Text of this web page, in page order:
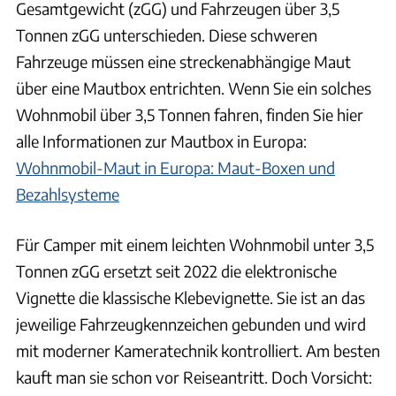
Gesamtgewicht (zGG) und Fahrzeugen über 3,5
Tonnen zGG unterschieden. Diese schweren
Fahrzeuge müssen eine streckenabhängige Maut
über eine Mautbox entrichten. Wenn Sie ein solches
Wohnmobil über 3,5 Tonnen fahren, finden Sie hier
alle Informationen zur Mautbox in Europa:
Wohnmobil-Maut in Europa: Maut-Boxen und
Bezahlsysteme
Für Camper mit einem leichten Wohnmobil unter 3,5
Tonnen zGG ersetzt seit 2022 die elektronische
Vignette die klassische Klebevignette. Sie ist an das
jeweilige Fahrzeugkennzeichen gebunden und wird
mit moderner Kameratechnik kontrolliert. Am besten
kauft man sie schon vor Reiseantritt. Doch Vorsicht: